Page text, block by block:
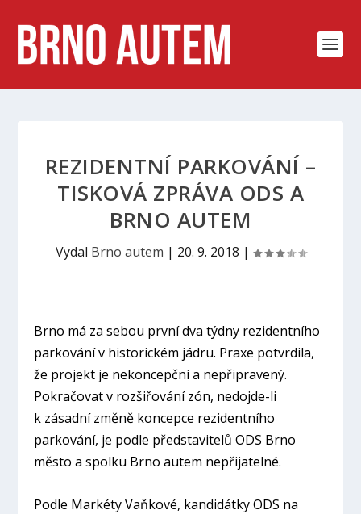
REZIDENTNÍ PARKOVÁNÍ –
TISKOVÁ ZPRÁVA ODS A
BRNO AUTEM
Vydal Brno autem | 20. 9. 2018 |
Brno má za sebou první dva týdny rezidentního
parkování v historickém jádru. Praxe potvrdila,
že projekt je nekoncepční a nepřipravený.
Pokračovat v rozšiřování zón, nedojde-li
k zásadní změně koncepce rezidentního
parkování, je podle představitelů ODS Brno
město a spolku Brno autem nepřijatelné.
Podle Markéty Vaňkové, kandidátky ODS na